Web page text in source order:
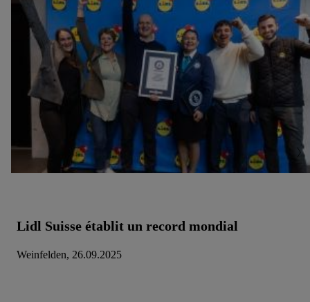
Lidl Suisse établit un record mondial
Weinfelden, 26.09.2025